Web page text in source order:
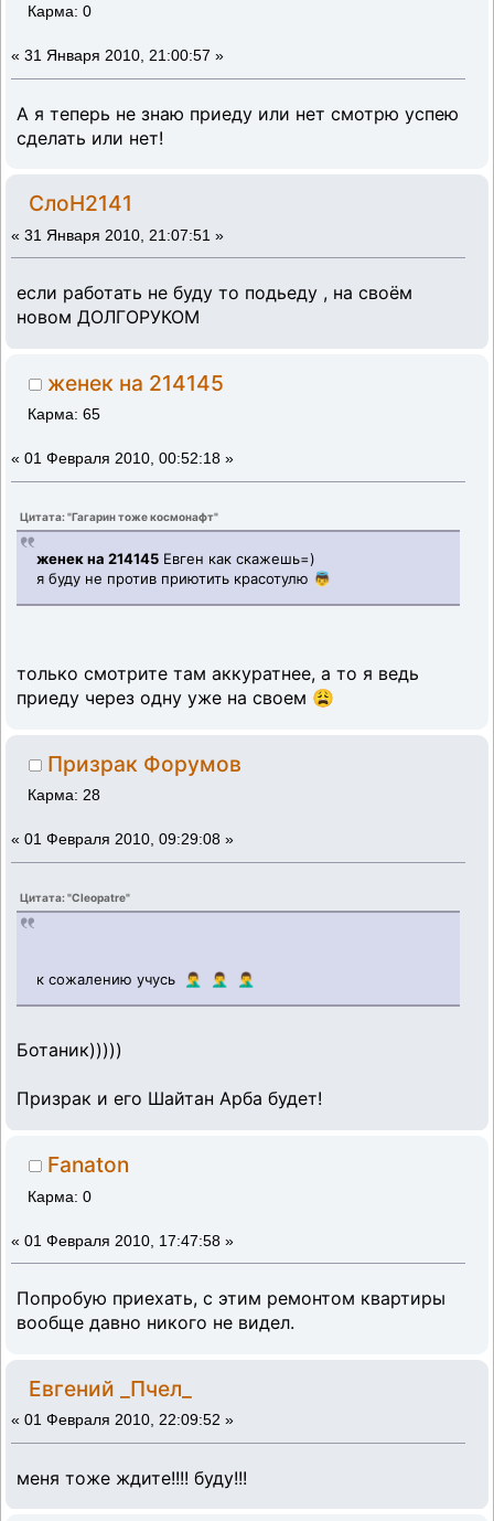
Карма: 0
« 31 Января 2010, 21:00:57 »
А я теперь не знаю приеду или нет смотрю успею
сделать или нет!
СлоН2141
« 31 Января 2010, 21:07:51 »
если работать не буду то подьеду , на своём
новом ДОЛГОРУКОМ
женек на 214145
Карма: 65
« 01 Февраля 2010, 00:52:18 »
Цитата: "Гагарин тоже космонафт"
женек на 214145 Евген как скажешь=)
я буду не против приютить красотулю 👼
только смотрите там аккуратнее, а то я ведь
приеду через одну уже на своем 😩
Призрак Форумов
Карма: 28
« 01 Февраля 2010, 09:29:08 »
Цитата: "Cleopatre"
к сожалению учусь 🤦‍♂️ 🤦‍♂️ 🤦‍♂️
Ботаник)))))
Призрак и его Шайтан Арба будет!
Fanaton
Карма: 0
« 01 Февраля 2010, 17:47:58 »
Попробую приехать, с этим ремонтом квартиры
вообще давно никого не видел.
Евгений _Пчел_
« 01 Февраля 2010, 22:09:52 »
меня тоже ждите!!!! буду!!!